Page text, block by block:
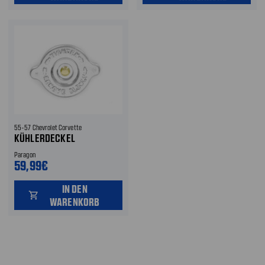
55-57 Chevrolet Corvette
KÜHLERDECKEL
Paragon
59,99€
shopping_cart
IN DEN
WARENKORB